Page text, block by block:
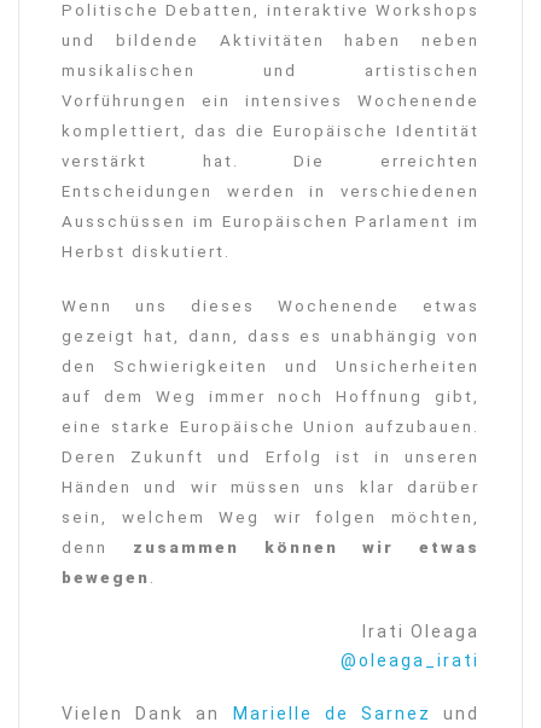
Politische Debatten, interaktive Workshops
und bildende Aktivitäten haben neben
musikalischen und artistischen
Vorführungen ein intensives Wochenende
komplettiert, das die Europäische Identität
verstärkt hat. Die erreichten
Entscheidungen werden in verschiedenen
Ausschüssen im Europäischen Parlament im
Herbst diskutiert.
Wenn uns dieses Wochenende etwas
gezeigt hat, dann, dass es unabhängig von
den Schwierigkeiten und Unsicherheiten
auf dem Weg immer noch Hoffnung gibt,
eine starke Europäische Union aufzubauen.
Deren Zukunft und Erfolg ist in unseren
Händen und wir müssen uns klar darüber
sein, welchem Weg wir folgen möchten,
denn zusammen können wir etwas
bewegen .
Irati Oleaga
@oleaga_irati
Vielen Dank an Marielle de Sarnez
und